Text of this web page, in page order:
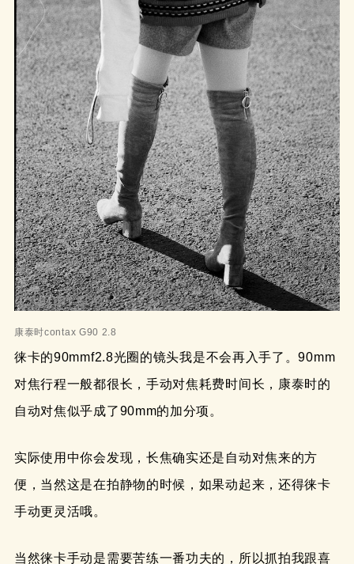
康泰时contax G90 2.8
徕卡的90mmf2.8光圈的镜头我是不会再入手了。90mm
对焦行程一般都很长，手动对焦耗费时间长，康泰时的
自动对焦似乎成了90mm的加分项。
实际使用中你会发现，长焦确实还是自动对焦来的方
便，当然这是在拍静物的时候，如果动起来，还得徕卡
手动更灵活哦。
当然徕卡手动是需要苦练一番功夫的，所以抓拍我跟喜